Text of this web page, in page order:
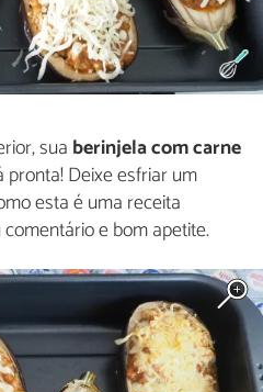
suaberinjela com carne
pronta! Deixe esfriar um
esta é uma receita
e bom apetite.